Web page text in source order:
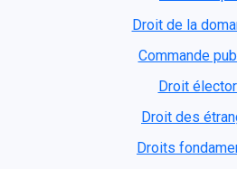
Droit de la
Commande
Droit
Droit des
Droits